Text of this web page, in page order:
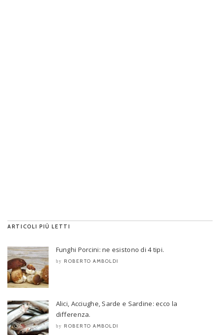
ARTICOLI PIÙ LETTI
Funghi Porcini: ne esistono di 4 tipi.
by ROBERTO AMBOLDI
Alici, Acciughe, Sarde e Sardine: ecco la
differenza.
by ROBERTO AMBOLDI